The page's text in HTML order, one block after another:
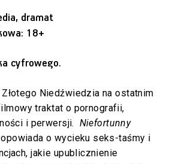
dramat
18+
cyfrowego.
Niedźwiedzia na ostatnim
traktat o pornografii,
i perwersji. Niefortunny
opowiada o wycieku seks-taśmy i
jakie upublicznienie